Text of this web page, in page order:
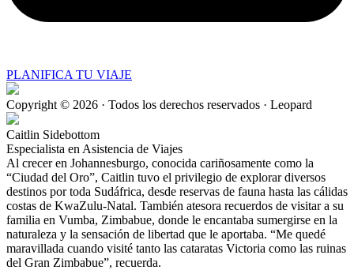
PLANIFICA TU VIAJE
Copyright © 2026 · Todos los derechos reservados · Leopard
Caitlin Sidebottom
Especialista en Asistencia de Viajes
Al crecer en Johannesburgo, conocida cariñosamente como la
“Ciudad del Oro”, Caitlin tuvo el privilegio de explorar diversos
destinos por toda Sudáfrica, desde reservas de fauna hasta las cálidas
costas de KwaZulu-Natal. También atesora recuerdos de visitar a su
familia en Vumba, Zimbabue, donde le encantaba sumergirse en la
naturaleza y la sensación de libertad que le aportaba. “Me quedé
maravillada cuando visité tanto las cataratas Victoria como las ruinas
del Gran Zimbabue”, recuerda.